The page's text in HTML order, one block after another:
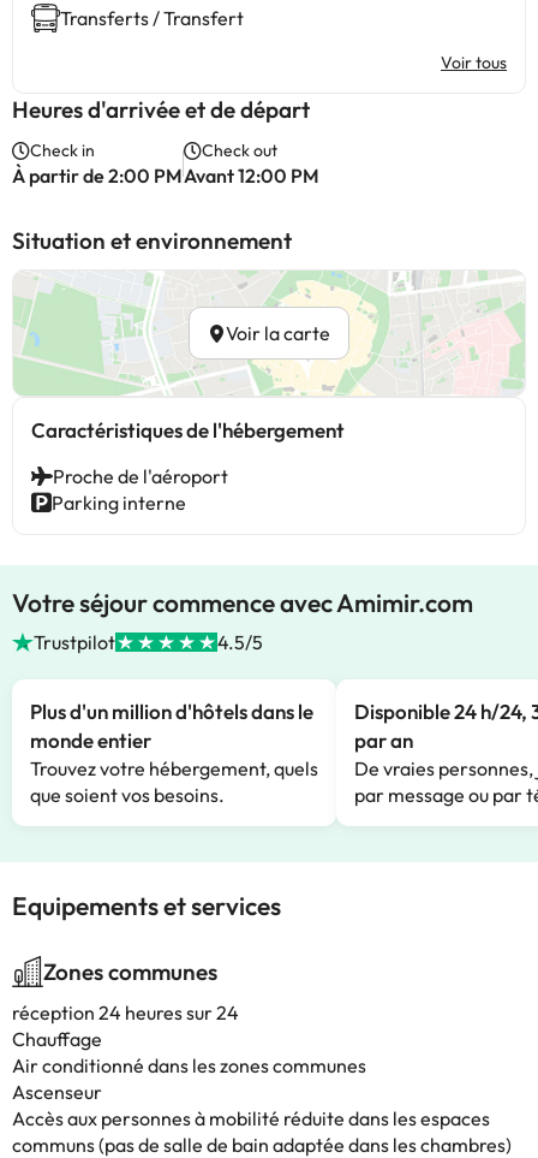
Transferts / Transfert
Voir tous
Heures d'arrivée et de départ
Check in
À partir de 2:00 PM
Check out
Avant 12:00 PM
Situation et environnement
Voir la carte
Caractéristiques de l'hébergement
Proche de l'aéroport
Parking interne
Votre séjour commence avec Amimir.com
Trustpilot 4.5/5
Plus d'un million d'hôtels dans le
monde entier
Trouvez votre hébergement, quels
que soient vos besoins.
Disponible 24 h/24,
par an
De vraies
par message ou par
Equipements et services
Zones communes
réception 24 heures sur 24
Chauffage
Air conditionné dans les zones communes
Ascenseur
Accès aux personnes à mobilité réduite dans les espaces
communs (pas de salle de bain adaptée dans les chambres)